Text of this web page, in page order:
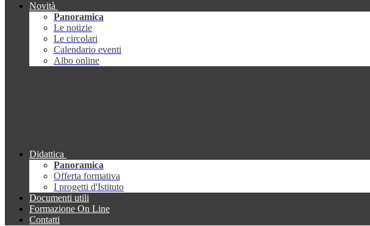
Novità
Panoramica
Le notizie
Le circolari
Calendario eventi
Albo online
Didattica
Panoramica
Offerta formativa
I progetti d'Istituto
Documenti utili
Formazione On Line
Contatti